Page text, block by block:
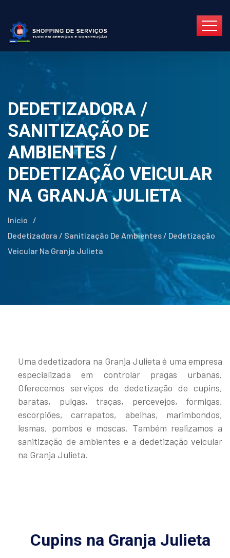
DEDETIZADORA /
SANITIZAÇÃO DE
AMBIENTES /
DEDETIZAÇÃO VEICULAR
NA GRANJA JULIETA
Início
/
Dedetizadora / Sanitização De Ambientes / Dedetização
Veicular Na Granja Julieta
Uma dedetizadora na Granja Julieta é uma empresa
especializada em controlar pragas urbanas.
Oferecemos serviços de dedetização de cupins,
baratas, pulgas, traças, percevejos, formigas,
escorpiões, carrapatos, abelhas, marimbondos,
lesmas, pombos e moscas. Também realizamos a
sanitização de ambientes e a dedetização veicular
na Granja Julieta.
Cupins na Granja Julieta